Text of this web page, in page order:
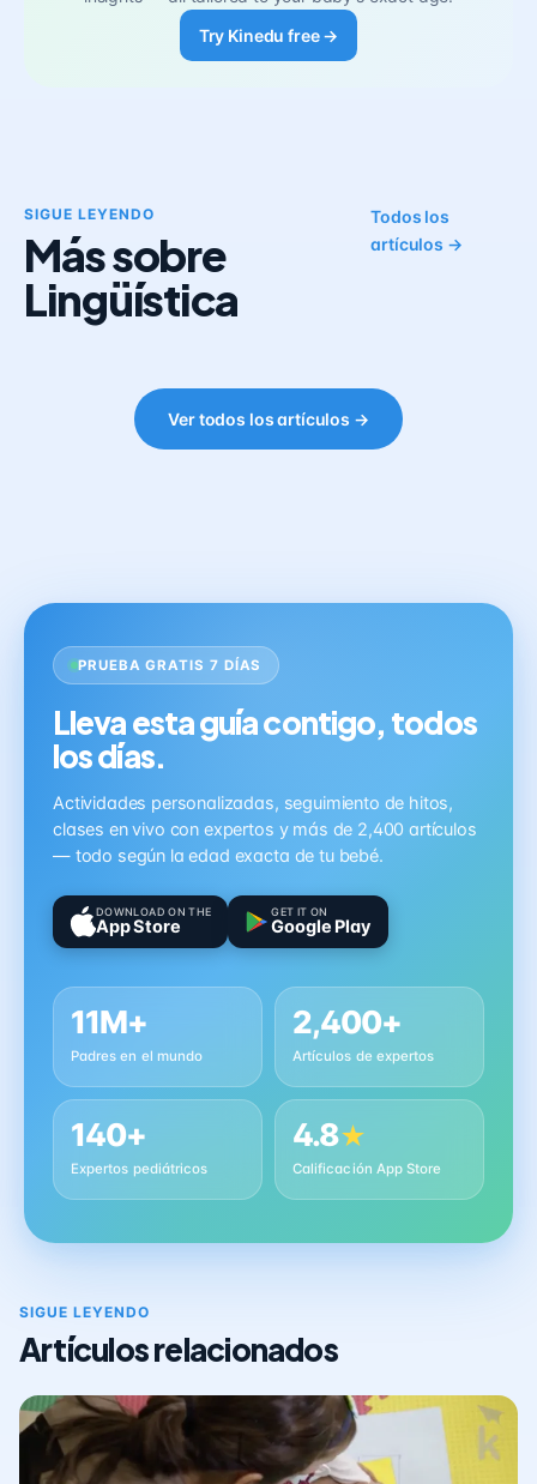
Try Kinedu free →
SIGUE LEYENDO
Más sobre
Lingüística
Todos los
artículos →
Ver todos los artículos →
PRUEBA GRATIS 7 DÍAS
Lleva esta guía contigo, todos
los días.
Actividades personalizadas, seguimiento de hitos,
clases en vivo con expertos y más de 2,400 artículos
— todo según la edad exacta de tu bebé.
DOWNLOAD ON THE
App Store
GET IT ON
Google Play
11M+
Padres en el mundo
2,400+
Artículos de expertos
140+
Expertos pediátricos
4.8★
Calificación App Store
SIGUE LEYENDO
Artículos relacionados